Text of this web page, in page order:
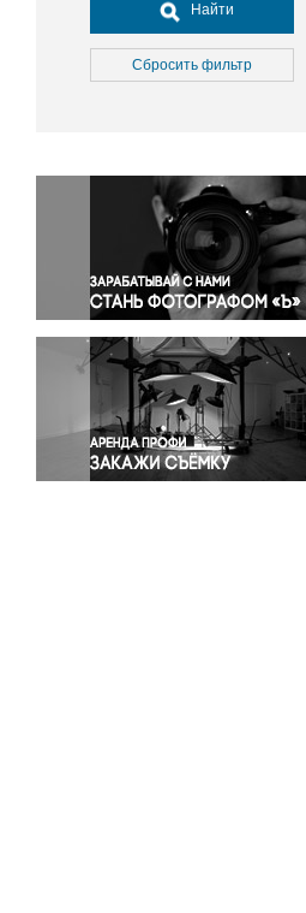
Досуг, туризм и отдых
Культура
Медицина
Окружающая среда
Политика
Правосудие
Происшествия и конфликты
Религия
Светская жизнь
Спорт
Экология
Экономика и бизнес
Найти
Сбросить фильтр